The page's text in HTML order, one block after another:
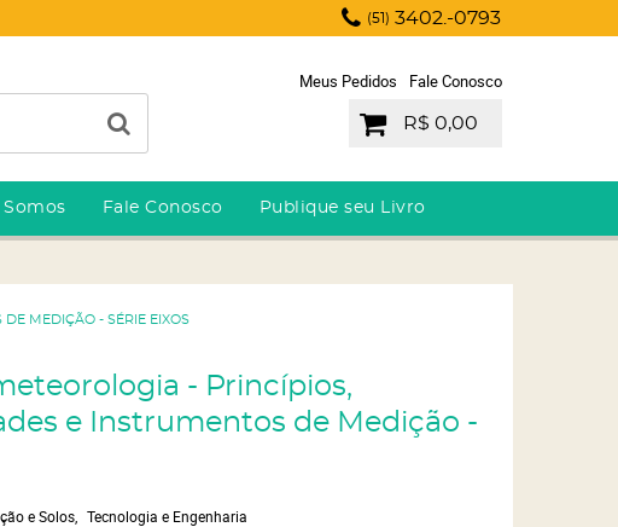
(51) 3402.-0793
Meus Pedidos Fale Conosco
R$ 0,00
Fale Conosco Publique seu Livro
MEDIÇÃO - SÉRIE EIXOS
- Princípios,
e Instrumentos de Medição -
e Solos Tecnologia e Engenharia